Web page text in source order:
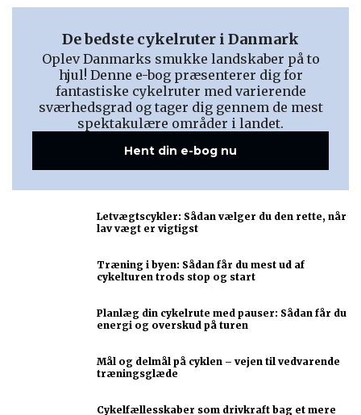
De bedste cykelruter i Danmark
Oplev Danmarks smukke landskaber på to
hjul! Denne e-bog præsenterer dig for
fantastiske cykelruter med varierende
sværhedsgrad og tager dig gennem de mest
spektakulære områder i landet.
Hent din e-bog nu
Letvægtscykler: Sådan vælger du den rette, når
lav vægt er vigtigst
Træning i byen: Sådan får du mest ud af
cykelturen trods stop og start
Planlæg din cykelrute med pauser: Sådan får du
energi og overskud på turen
Mål og delmål på cyklen – vejen til vedvarende
træningsglæde
Cykelfællesskaber som drivkraft bag et mere